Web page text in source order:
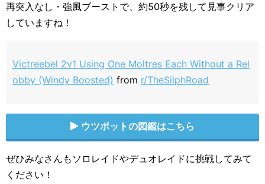
再突入なし・強風ブーストで、約50秒を残して見事クリア
していますね！
Victreebel 2v1 Using One Moltres Each Without a Rel
obby (Windy Boosted) from r/TheSilphRoad
ウツボットの図鑑はこちら
ぜひみなさんもソロレイドやデュオレイドに挑戦してみて
ください！